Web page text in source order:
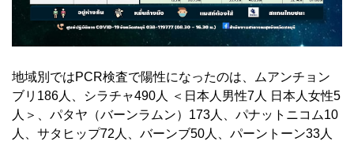
地域別ではPCR検査で陽性になったのは、ムアンチョン
ブリ186人、シラチャ490人 ＜日本人男性7人 日本人女性5
人＞、パタヤ（バーンラムン）173人、パナットニコム10
人、サタヒップ72人、バーンブ50人、パーントーン33人